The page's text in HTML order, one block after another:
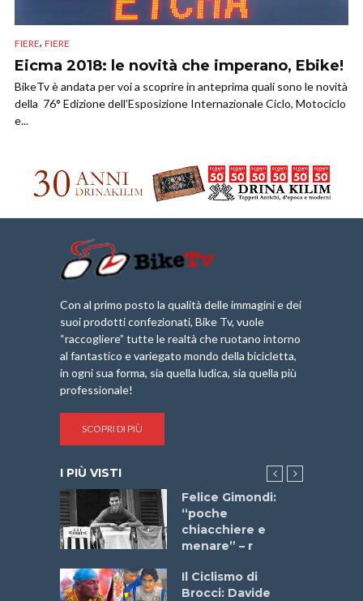
FIERE, FIERE
Eicma 2018: le novità che imperano, Ebike!
BikeTv è andata per voi a scoprire in anteprima quali sono le novità
della 76° Edizione dell’Esposizione Internazionale Ciclo, Motociclo
e...
Con al primo posto la qualità delle immagini e dei
suoi prodotti confezionati, Bike Tv, vuole
“raccogliere” tutte le realtà che ruotano intorno
al fantastico e variegato mondo della bicicletta,
in ogni sua forma, sia quella ludica, sia quella più
professionale!
SCOPRI DI PIÙ
I PIÙ VISTI
Felice Gimondi:
“poche
chiacchiere e
menare” – r
Il Ciclismo di
Brocci: Davide